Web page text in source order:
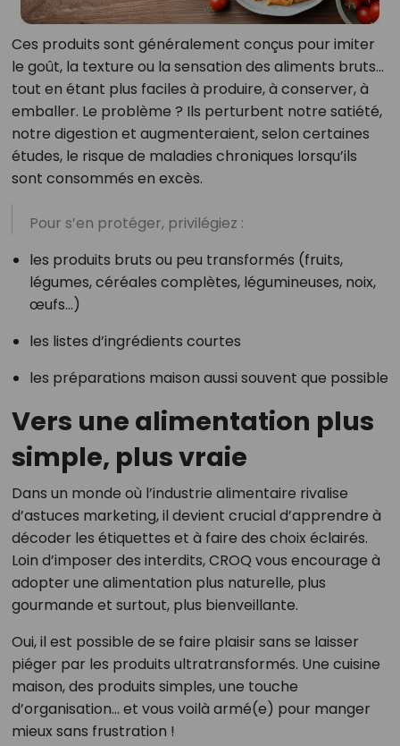
Ces produits sont généralement conçus pour imiter
le goût, la texture ou la sensation des aliments bruts…
tout en étant plus faciles à produire, à conserver, à
emballer. Le problème ? Ils perturbent notre satiété,
notre digestion et augmenteraient, selon certaines
études, le risque de maladies chroniques lorsqu’ils
sont consommés en excès.
Pour s’en protéger, privilégiez :
les produits bruts ou peu transformés (fruits,
légumes, céréales complètes, légumineuses, noix,
œufs…)
les listes d’ingrédients courtes
les préparations maison aussi souvent que possible
Vers une alimentation plus
simple, plus vraie
Dans un monde où l’industrie alimentaire rivalise
d’astuces marketing, il devient crucial d’apprendre à
décoder les étiquettes et à faire des choix éclairés.
Loin d’imposer des interdits, CROQ vous encourage à
adopter une alimentation plus naturelle, plus
gourmande et surtout, plus bienveillante.
Oui, il est possible de se faire plaisir sans se laisser
piéger par les produits ultratransformés. Une cuisine
maison, des produits simples, une touche
d’organisation… et vous voilà armé(e) pour manger
mieux sans frustration !